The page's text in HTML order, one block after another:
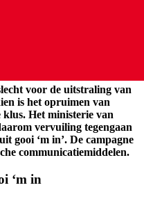
voor de uitstraling van
is het opruimen van
klus. Het ministerie van
vervuiling tegengaan
gooi ‘m in’. De campagne
communicatiemiddelen.
‘m in